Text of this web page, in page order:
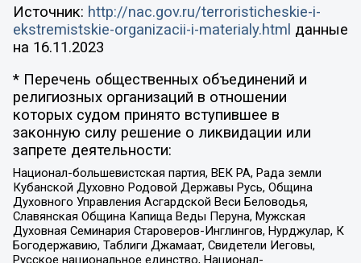
Источник: http://nac.gov.ru/terroristicheskie-i-
ekstremistskie-organizacii-i-materialy.html данные
на 16.11.2023
* Перечень общественных объединений и
религиозных организаций в отношении
которых судом принято вступившее в
законную силу решение о ликвидации или
запрете деятельности:
Национал-большевистская партия, ВЕК РА, Рада земли
Кубанской Духовно Родовой Державы Русь, Община
Духовного Управления Асгардской Веси Беловодья,
Славянская Община Капища Веды Перуна, Мужская
Духовная Семинария Староверов-Инглингов, Нурджулар, К
Богодержавию, Таблиги Джамаат, Свидетели Иеговы,
Русское национальное единство, Национал-